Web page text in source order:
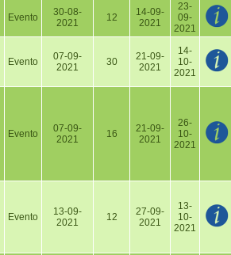
Evento
30-08-
2021
12
14-09-
2021
23-
09-
2021
Evento
07-09-
2021
30
21-09-
2021
14-
10-
2021
Evento
07-09-
2021
16
21-09-
2021
26-
10-
2021
Evento
13-09-
2021
12
27-09-
2021
13-
10-
2021